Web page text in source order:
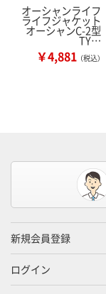
オーシャンライフ
ライフジャケット
オーシャンC-2型
TY…
￥4,881 （税込）
新規会員登録
ログイン